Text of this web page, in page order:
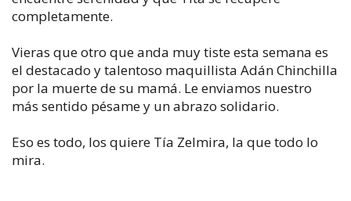
completamente.
Vieras que otro que anda muy tiste esta semana es
el destacado y talentoso maquillista Adán Chinchilla
por la muerte de su mamá. Le enviamos nuestro
más sentido pésame y un abrazo solidario.
Eso es todo, los quiere Tía Zelmira, la que todo lo
mira.